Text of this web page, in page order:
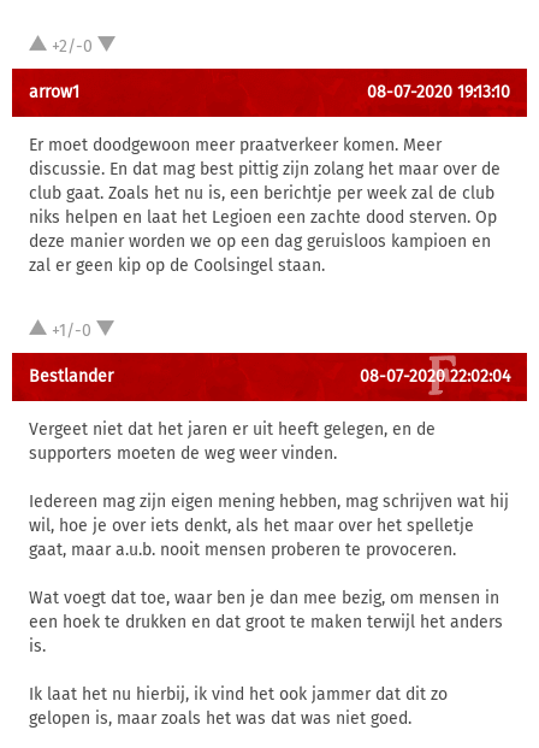
+2/-0
arrow1 08-07-2020 19:13:10
Er moet doodgewoon meer praatverkeer komen. Meer
discussie. En dat mag best pittig zijn zolang het maar over de
club gaat. Zoals het nu is, een berichtje per week zal de club
niks helpen en laat het Legioen een zachte dood sterven. Op
deze manier worden we op een dag geruisloos kampioen en
zal er geen kip op de Coolsingel staan.
+1/-0
Bestlander 08-07-2020 22:02:04
Vergeet niet dat het jaren er uit heeft gelegen, en de
supporters moeten de weg weer vinden.
Iedereen mag zijn eigen mening hebben, mag schrijven wat hij
wil, hoe je over iets denkt, als het maar over het spelletje
gaat, maar a.u.b. nooit mensen proberen te provoceren.
Wat voegt dat toe, waar ben je dan mee bezig, om mensen in
een hoek te drukken en dat groot te maken terwijl het anders
is.
Ik laat het nu hierbij, ik vind het ook jammer dat dit zo
gelopen is, maar zoals het was dat was niet goed.